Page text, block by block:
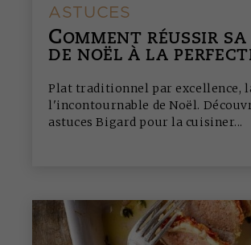
ASTUCES
COMMENT RÉUSSIR
DE NOËL À LA
Plat traditionnel par excellence,
l'incontournable de Noël.
astuces Bigard pour la cuisiner...